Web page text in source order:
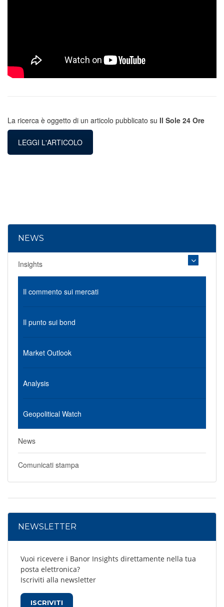
La ricerca è oggetto di un articolo pubblicato su Il Sole 24 Ore
LEGGI L'ARTICOLO
NEWS
Insights
Il commento sui mercati
Il punto sui bond
Market Outlook
Analysis
Geopolitical Watch
News
Comunicati stampa
NEWSLETTER
Vuoi ricevere i Banor Insights direttamente nella tua
posta elettronica?
Iscriviti alla newsletter
ISCRIVITI